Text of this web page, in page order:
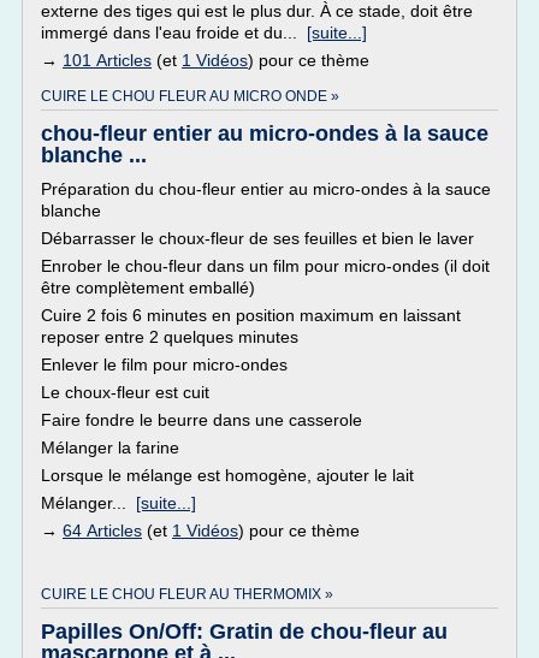
externe des tiges qui est le plus dur. À ce stade, doit être
immergé dans l'eau froide et du... [suite...]
→ 101 Articles (et 1 Vidéos) pour ce thème
CUIRE LE CHOU FLEUR AU MICRO ONDE »
chou-fleur entier au micro-ondes à la sauce
blanche ...
Préparation du chou-fleur entier au micro-ondes à la sauce
blanche
Débarrasser le choux-fleur de ses feuilles et bien le laver
Enrober le chou-fleur dans un film pour micro-ondes (il doit
être complètement emballé)
Cuire 2 fois 6 minutes en position maximum en laissant
reposer entre 2 quelques minutes
Enlever le film pour micro-ondes
Le choux-fleur est cuit
Faire fondre le beurre dans une casserole
Mélanger la farine
Lorsque le mélange est homogène, ajouter le lait
Mélanger... [suite...]
→ 64 Articles (et 1 Vidéos) pour ce thème
CUIRE LE CHOU FLEUR AU THERMOMIX »
Papilles On/Off: Gratin de chou-fleur au
mascarpone et à ...